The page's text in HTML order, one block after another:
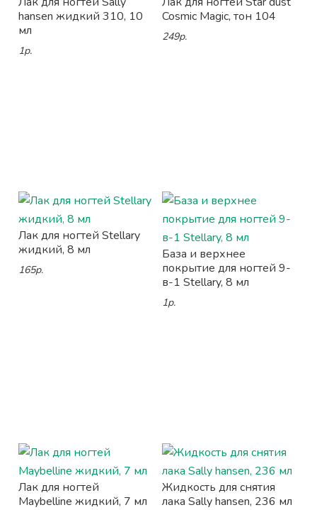
hansen жидкий 310, 10
мл
1р.
Cosmic Magic, тон 104
249р.
Лак для ногтей Stellary
жидкий, 8 мл
165р.
База и верхнее
покрытие для ногтей 9-
в-1 Stellary, 8 мл
1р.
Лак для ногтей
Maybelline жидкий, 7 мл
Жидкость для снятия
лака Sally hansen, 236 мл